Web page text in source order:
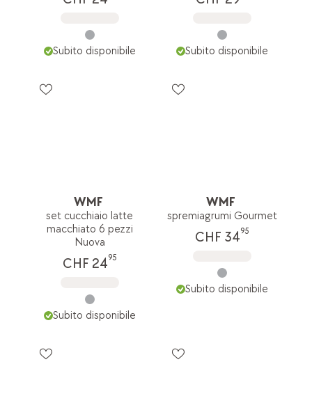
Subito disponibile Subito disponibile
WMF
set cucchiaio latte
macchiato 6 pezzi
Nuova
CHF 2495
Subito disponibile
WMF
spremiagrumi Gourmet
CHF 3495
Subito disponibile